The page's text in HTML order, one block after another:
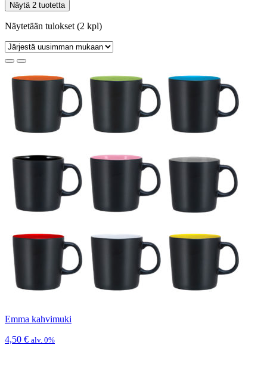
Näytä 2 tuotetta
Näytetään tulokset (2 kpl)
Emma kahvimuki
4,50 € alv. 0%